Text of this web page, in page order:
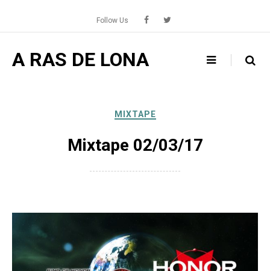
content
Follow Us
A RAS DE LONA
MIXTAPE
Mixtape 02/03/17